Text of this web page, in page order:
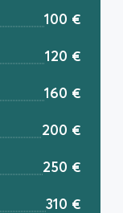
100 €
120 €
160 €
200 €
250 €
310 €